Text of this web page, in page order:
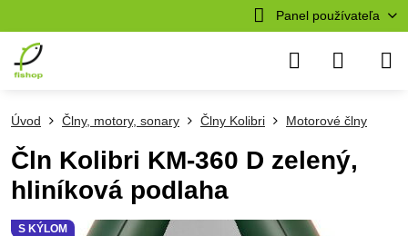
Panel používateľa
S KÝLOM
Úvod Člny, motory, sonary Člny Kolibri Motorové člny
Čln Kolibri KM-360 D zelený,
hliníková podlaha